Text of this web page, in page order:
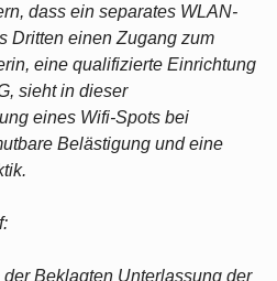
dass ein separates WLAN-
Dritten einen Zugang zum
eine qualifizierte Einrichtung
sieht in dieser
eines Wifi-Spots bei
Belästigung und eine
Beklagten Unterlassung der